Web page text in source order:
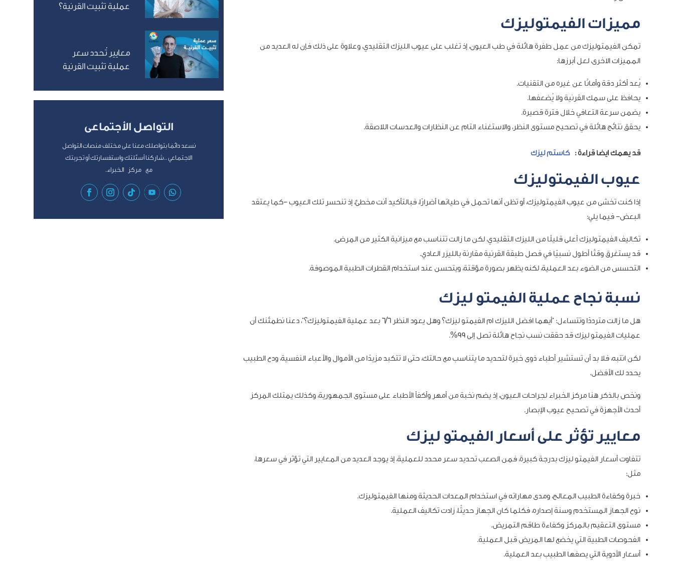
عملية تثبيت القرنية؟
معايير تُحدد سعر
عملية تثبيت القرنية
التواصل الأجتماعى
نسعد دائمًا بتواصلك معنا على مختلف منصات التواصل
الاجتماعي ..شاركنا أسئلتك واستفسارتك أو تجربتك
مع مركز الخبراء.
مميزات الفيمتوليزك
تمكن الفيمتوليزك من عمل طفرة هائلة في طب العيون، إذ تغلب على عيوب الليزك التقليدي، وعلاوة على ذلك فإن له العديد من
المميزات الاخرى، لعل أبرزها:
يُعد أكثر دقة وأمانًا عن غيره من التقنيات.
يحافظ على سمك القرنية ولا يُضعفها.
يضمن سرعة التعافي خلال فترة قصيرة.
يحقق نتائج هائلة في تصحيح مستوى النظر، والاستغناء التام عن النظارات والعدسات اللاصقة.
قد يهمك ايضا قراءة :كاستم ليزك
عيوب الفيمتوليزك
إذا كنت تخشى من عيوب الفيمتوليزك، أو تظن أنها تحمل في طياتها أضرارًا، فبالتأكيد أنت مخطئ، إذ تنحسر تلك العيوب -كما يعتقد
البعض- فيما يلي:
تكاليف الفيمتوليزك أعلى قليلًا من الليزك التقليدي، لكن ما زالت تتناسب مع ميزانية الكثير من المرضى.
قد يستغرق وقتًا أطول نسبيًا في فصل طبقة القرنية مقارنة بالليزر العادي.
التحسس من الضوء بعد العملية، لكنه يظهر بصورة مؤقتة، ويتحسن عند استخدام القطرات الطبية الموصوفة.
نسبة نجاح عملية الفيمتو ليزك
هل ما زالت مترددًا وتتساءل: “أيهما افضل الليزك ام الفيمتو ليزك؟ وهل يعود النظر 6/6 بعد عملية الفيمتوليزك؟”، دعنا نطمئنك أن
عمليات الفيمتو ليزك قد حققت نسب نجاح هائلة تصل إلى 99%.
لكن انتبه، فلا بد أن تستشير أطباء ذوى خبرة لتحديد ما يتناسب مع حالتك، حتى لا تتكبد مزيدًا من الأموال والأعباء النفسية، ودع الطبيب
يحدد لك الأفضل.
ونخص بالذكر هنا مركز الخبراء لجراحات العيون، إذ يضم نخبة من أمهر وأكفأ الأطباء على مستوى الجمهورية، وكذلك يمتلك المركز
أحدث الأجهزة في تصحيح عيوب الإبصار.
معايير تؤثر على أسعار الفيمتو ليزك
تتفاوت أسعار الفيمتو ليزك بدرجة كبيرة، فمن الصعب تحديد سعر محدد للعملية، إذ يوجد العديد من المعايير التي تؤثر في سعرها،
مثل:
خبرة وكفاءة الطبيب المعالج، ومدى مهاراته في استخدام المعدات الحديثة ومنها الفيمتوليزك.
نوع الجهاز المستخدم وسنة إصداره، فكلما كان الجهاز حديثًا، زادت تكاليف العملية.
مستوى التعقيم بالمركز وكفاءة طاقم التمريض.
الفحوصات الطبية التي يخضع لها المريض قبل العملية.
أسعار الأدوية التي يصفها الطبيب بعد العملية.